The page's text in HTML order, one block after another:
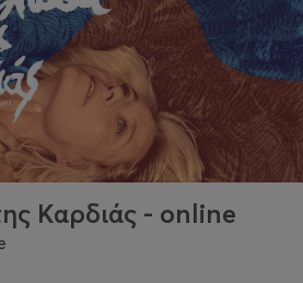
Καρδιάς - online